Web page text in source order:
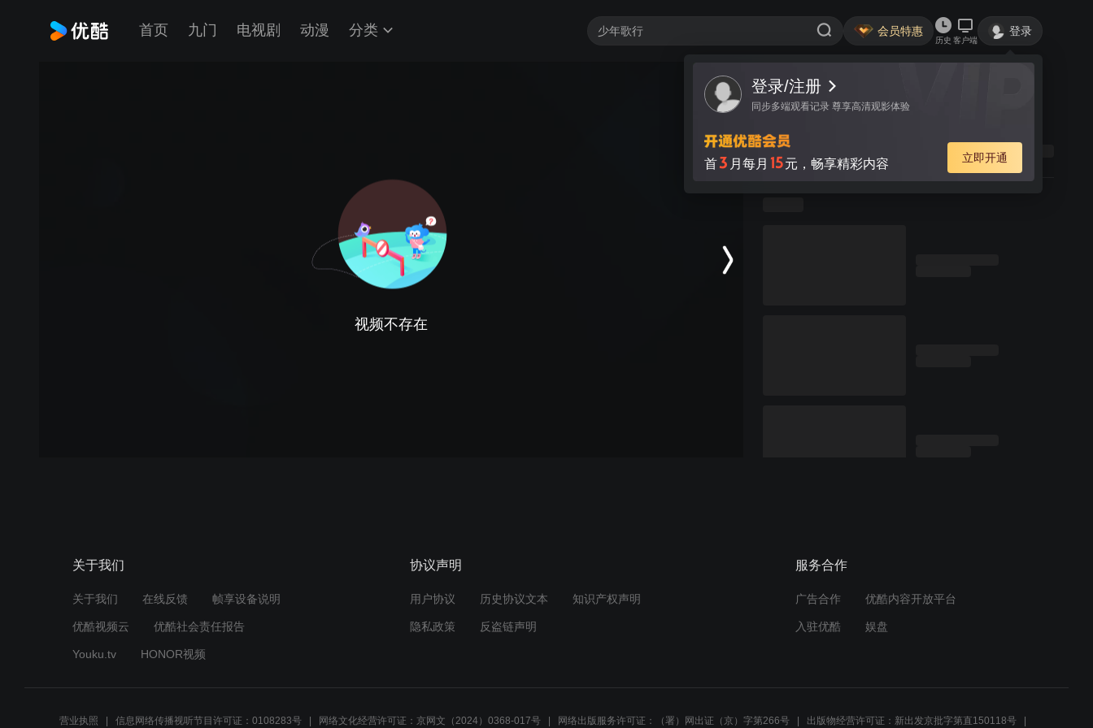
首页 九门 电视剧 动漫 分类 会员特惠
历史 客户端
登录
登录/注册
同步多端观看记录 尊享高清观影体验
首3 月每月 15元，畅享精彩内容 立即开通
视频不存在
关于我们
关于我们 在线反馈 帧享设备说明
优酷视频云 优酷社会责任报告
Youku.tv HONOR视频
协议声明
用户协议 历史协议文本 知识产权声明
隐私政策 反盗链声明
服务合作
广告合作 优酷内容开放平台
入驻优酷 娱盘
营业执照 信息网络传播视听节目许可证：0108283号 网络文化经营许可证：京网文（2024）0368-017号 网络出版服务许可证：（署）网出证（京）字第266号 出版物经营许可证：新出发京批字第直150118号